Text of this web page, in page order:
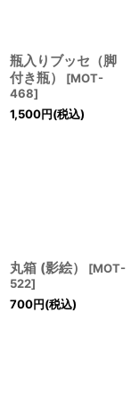
瓶入りブッセ（脚
付き瓶）
[MOT-
468]
1,500円(税込)
丸箱 (影絵） [MOT-
522]
700円(税込)